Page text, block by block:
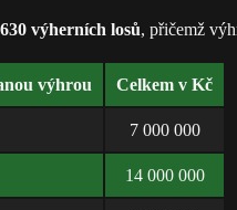
výherních losů, přičemž
výhrou Celkem v Kč
7 000 000
14 000 000